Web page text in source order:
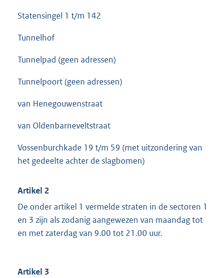
Statensingel 1 t/m 142
Tunnelhof
Tunnelpad (geen adressen)
Tunnelpoort (geen adressen)
van Henegouwenstraat
van Oldenbarneveltstraat
Vossenburchkade 19 t/m 59 (met uitzondering van
het gedeelte achter de slagbomen)
Artikel 2
De onder artikel 1 vermelde straten in de sectoren 1
en 3 zijn als zodanig aangewezen van maandag tot
en met zaterdag van 9.00 tot 21.00 uur.
Artikel 3